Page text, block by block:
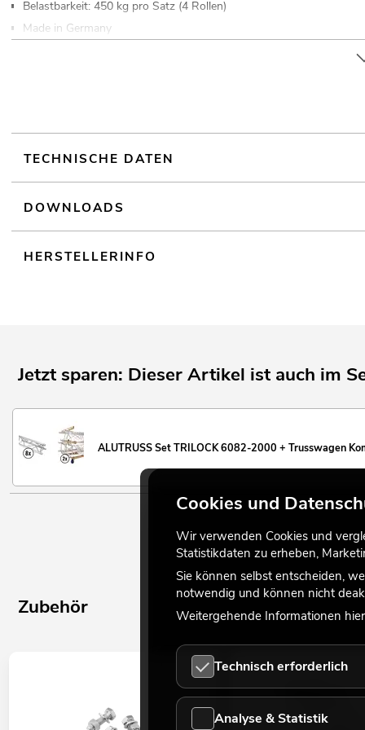
Belastbarkeit: 450 kg pro Satz (4 Rollen)
Made in Germany
Weiterführende Informationen zu diesem Produkt finden Sie unter
TECHNISCHE DATEN
DOWNLOADS
HERSTELLERINFO
Jetzt sparen: Dieser Artikel ist auch im
ALUTRUSS Set TRILOCK 6082-2000 + Trusswagen
Zubehör
Cookies und
Wir verwenden Cookies und
Statistikdaten zu erheben,
Sie können selbst entscheiden,
notwendig und können nicht
Weitergehende Informationen
Technisch erforderlich
Analyse & Statistik